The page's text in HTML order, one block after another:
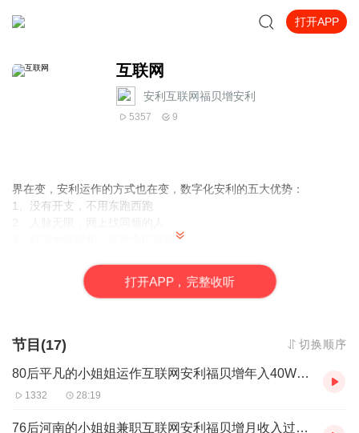
打开APP
互联网
安利互联网福贝增安利
5357 9
界在变，安利运作的方式也在变，数字化安利的五大优势：
1、没有开支，不用东跑西跑
一样的+互联网，不一样的精彩！不一样的结果！
打开APP，完整收听
节目(17) 切换顺序
80后平凡的小姐姐运作互联网安利福贝增年入40W的逆袭人生
1332 28:19
76后河南的小姐姐兼职互联网安利福贝增月收入过2W